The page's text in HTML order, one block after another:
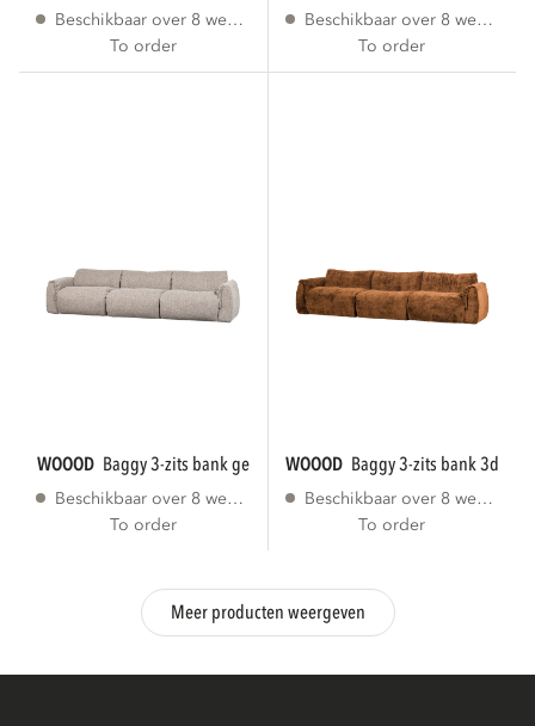
Beschikbaar over 8 weken
To order
Beschikbaar over 8 weken
To order
WOOOD baggy 3-zits bank geweven stof...
Beschikbaar over 8 weken
To order
WOOOD baggy 3-zits bank 3d
Beschikbaar over 8 weken
To order
Meer producten weergeven